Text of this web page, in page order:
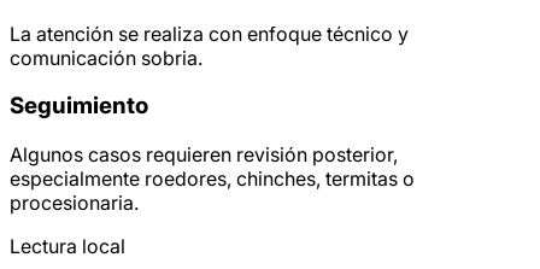
La atención se realiza con enfoque técnico y
comunicación sobria.
Seguimiento
Algunos casos requieren revisión posterior,
especialmente roedores, chinches, termitas o
procesionaria.
Lectura local